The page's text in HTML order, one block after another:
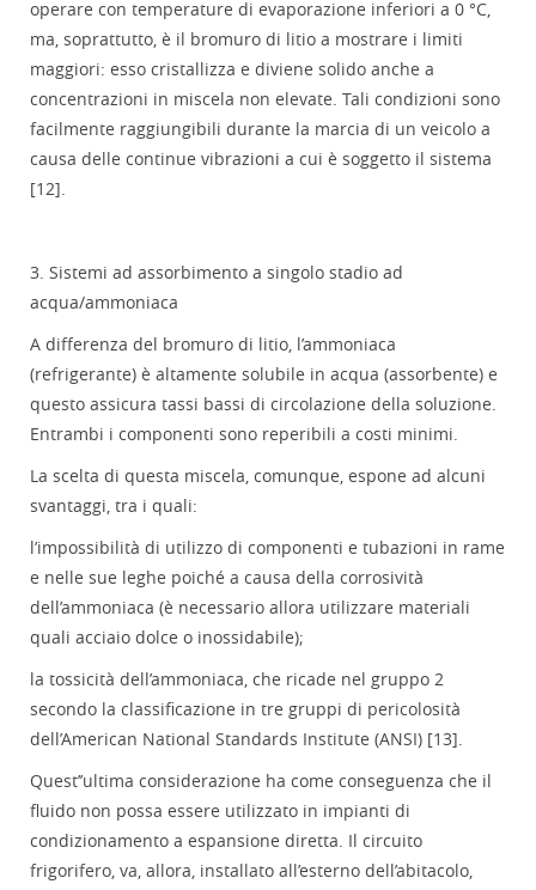
operare con temperature di evaporazione inferiori a 0 °C,
ma, soprattutto, è il bromuro di litio a mostrare i limiti
maggiori: esso cristallizza e diviene solido anche a
concentrazioni in miscela non elevate. Tali condizioni sono
facilmente raggiungibili durante la marcia di un veicolo a
causa delle continue vibrazioni a cui è soggetto il sistema
[12].
3. Sistemi ad assorbimento a singolo stadio ad
acqua/ammoniaca
A differenza del bromuro di litio, l’ammoniaca
(refrigerante) è altamente solubile in acqua (assorbente) e
questo assicura tassi bassi di circolazione della soluzione.
Entrambi i componenti sono reperibili a costi minimi.
La scelta di questa miscela, comunque, espone ad alcuni
svantaggi, tra i quali:
l’impossibilità di utilizzo di componenti e tubazioni in rame
e nelle sue leghe poiché a causa della corrosività
dell’ammoniaca (è necessario allora utilizzare materiali
quali acciaio dolce o inossidabile);
la tossicità dell’ammoniaca, che ricade nel gruppo 2
secondo la classificazione in tre gruppi di pericolosità
dell’American National Standards Institute (ANSI) [13].
Quest’’ultima considerazione ha come conseguenza che il
fluido non possa essere utilizzato in impianti di
condizionamento a espansione diretta. Il circuito
frigorifero, va, allora, installato all’esterno dell’abitacolo,